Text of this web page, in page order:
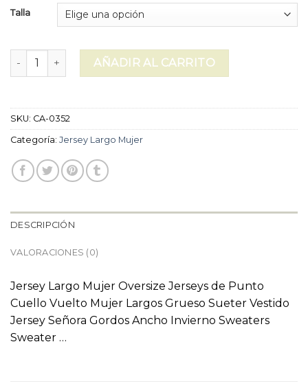
Talla
jersey largo mujer cantidadAÑADIR AL CARRITO
SKU: CA-0352
Categoría: Jersey Largo Mujer
DESCRIPCIÓN
VALORACIONES (0)
Jersey Largo Mujer Oversize Jerseys de Punto
Cuello Vuelto Mujer Largos Grueso Sueter Vestido
Jersey Señora Gordos Ancho Invierno Sweaters
Sweater …